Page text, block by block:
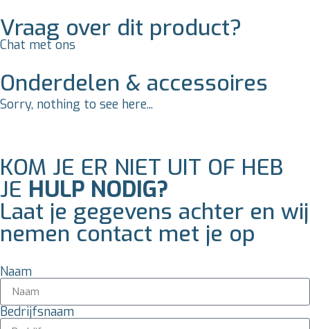
Vraag over dit product?
Chat met ons
Onderdelen & accessoires
Sorry, nothing to see here...
KOM JE ER NIET UIT OF HEB
JE HULP NODIG?
Laat je gegevens achter en wij
nemen contact met je op
Naam
Bedrijfsnaam